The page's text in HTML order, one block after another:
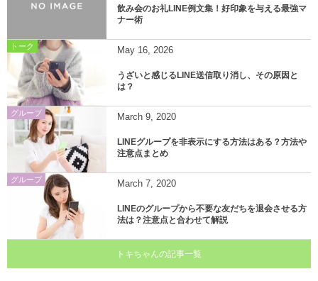
飲み会のお礼LINE例文集！好印象を与える最強マ
ナー術
トーク May 16, 2026
うざいと感じるLINE送信取り消し、その原因と
は？
グループ March 9, 2020
LINEグループを非表示にする方法はある？方法や
注意点まとめ
グループ March 7, 2020
LINEのグループから不要な友だちを退会させる方
法は？注意点と合わせて解説
トキちゃんの記事一覧